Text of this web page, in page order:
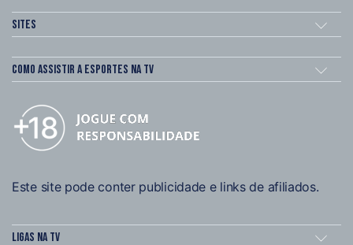
Sites
Como assistir a esportes na TV
Este site pode conter publicidade e links de afiliados.
Ligas na TV